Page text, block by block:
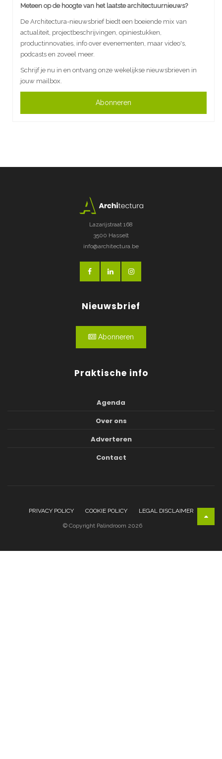
Meteen op de hoogte van het laatste architectuurnieuws?
De Architectura-nieuwsbrief biedt een boeiende mix van
actualiteit, projectbeschrijvingen, opiniestukken,
productinnovaties, info over evenementen, maar video's,
podcasts en zoveel meer.
Schrijf je nu in en ontvang onze wekelijkse nieuwsbrieven in
jouw mailbox.
Abonneren
Lazarijstraat 168
3500 Hasselt
info@architectura.be
Nieuwsbrief
Abonneren
Praktische info
Agenda
Over ons
Adverteren
Contact
PRIVACY POLICY COOKIE POLICY LEGAL DISCLAIMER
© Copyright Palindroom 2026